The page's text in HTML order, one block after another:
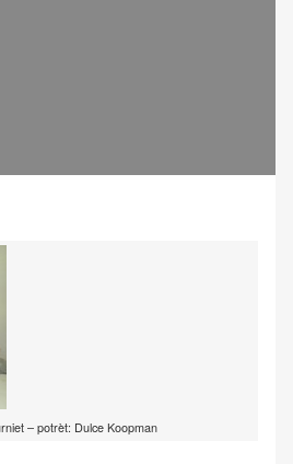
– potrèt: Dulce Koopman